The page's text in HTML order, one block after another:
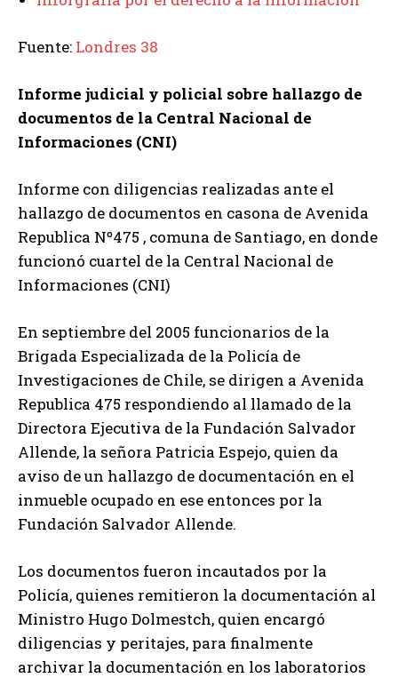
Fuente: Londres 38
Informe judicial y policial sobre hallazgo de
documentos de la Central Nacional de
Informaciones (CNI)
Informe con diligencias realizadas ante el
hallazgo de documentos en casona de Avenida
Republica Nº475 , comuna de Santiago, en donde
funcionó cuartel de la Central Nacional de
Informaciones (CNI)
En septiembre del 2005 funcionarios de la
Brigada Especializada de la Policía de
Investigaciones de Chile, se dirigen a Avenida
Republica 475 respondiendo al llamado de la
Directora Ejecutiva de la Fundación Salvador
Allende, la señora Patricia Espejo, quien da
aviso de un hallazgo de documentación en el
inmueble ocupado en ese entonces por la
Fundación Salvador Allende.
Los documentos fueron incautados por la
Policía, quienes remitieron la documentación al
Ministro Hugo Dolmestch, quien encargó
diligencias y peritajes, para finalmente
archivar la documentación en los laboratorios